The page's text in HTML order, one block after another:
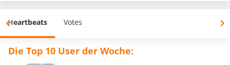
Heartbeats Votes
Die Top 10 User der Woche: